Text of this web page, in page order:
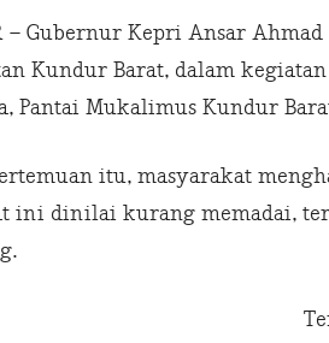
– Gubernur Kepri Ansar
Kundur Barat, dalam
Pantai Mukalimus Kundur
itu, masyarakat
ini dinilai kurang memadai,